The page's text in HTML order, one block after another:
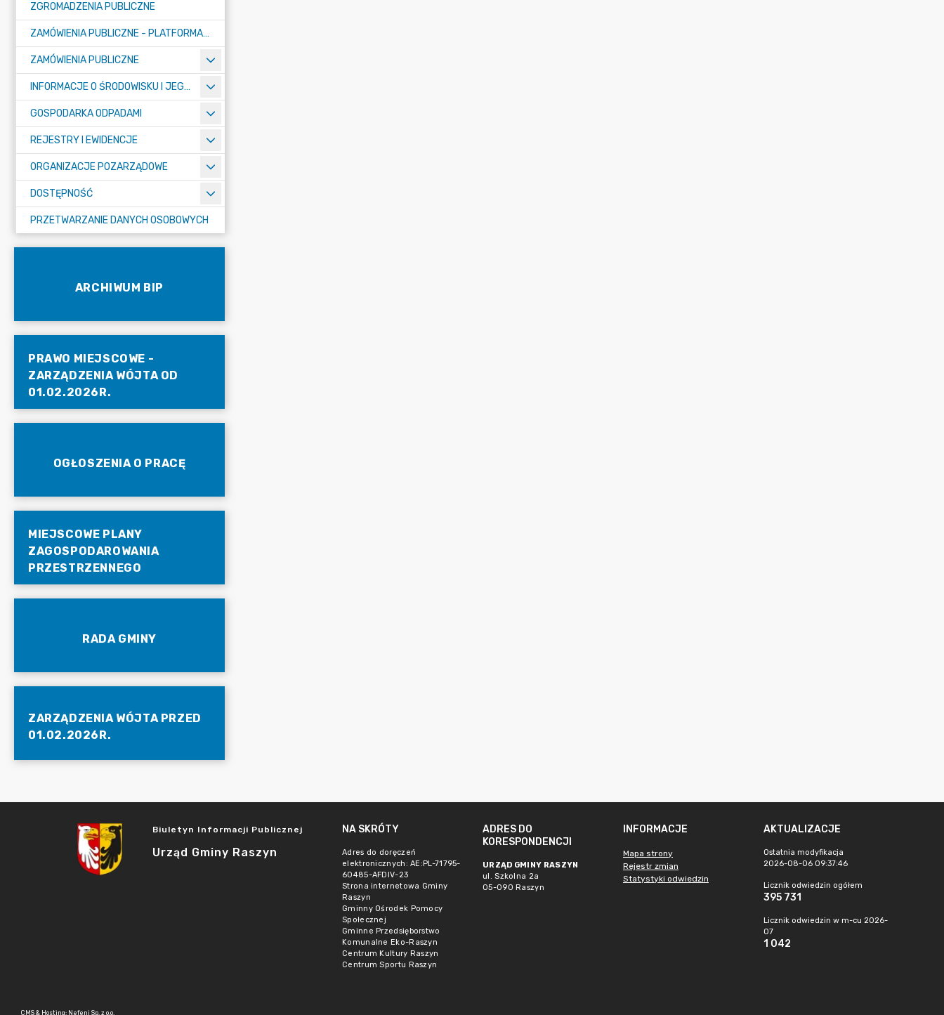
ZGROMADZENIA PUBLICZNE
ZAMÓWIENIA PUBLICZNE - PLATFORMA ZAKUPOWA (OD 01.05.2025R.)
ZAMÓWIENIA PUBLICZNE
INFORMACJE O ŚRODOWISKU I JEGO OCHRONIE
GOSPODARKA ODPADAMI
REJESTRY I EWIDENCJE
ORGANIZACJE POZARZĄDOWE
DOSTĘPNOŚĆ
PRZETWARZANIE DANYCH OSOBOWYCH
ARCHIWUM BIP
PRAWO MIEJSCOWE -
ZARZĄDZENIA WÓJTA OD
01.02.2026R.
OGŁOSZENIA O PRACĘ
MIEJSCOWE PLANY
ZAGOSPODAROWANIA
PRZESTRZENNEGO
RADA GMINY
ZARZĄDZENIA WÓJTA PRZED
01.02.2026R.
Biuletyn Informacji Publicznej
Urząd Gminy Raszyn
NA SKRÓTY
Adres do doręczeń
elektronicznych: AE:PL-71795-
60485-AFDIV-23
Strona internetowa Gminy
Raszyn
Gminny Ośrodek Pomocy
Społecznej
Gminne Przedsięborstwo
Komunalne Eko-Raszyn
Centrum Kultury Raszyn
Centrum Sportu Raszyn
ADRES DO
KORESPONDENCJI
URZĄD GMINY RASZYN
ul. Szkolna 2a
05-090 Raszyn
INFORMACJE
Mapa strony
Rejestr zmian
Statystyki odwiedzin
AKTUALIZACJE
Ostatnia modyfikacja
2026-08-06 09:37:46
Licznik odwiedzin ogółem
395 731
Licznik odwiedzin w m-cu 2026-
07
1 042
CMS & Hosting: Nefeni Sp. z o.o.